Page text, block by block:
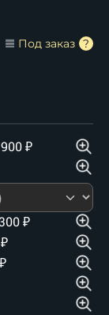
Под заказ
₽
₽
₽
₽